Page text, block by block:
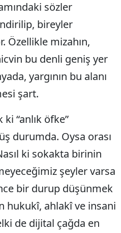
Siirt
Sinop
Sivas
Tokat
Trabzon
Şanlıurfa
Uşak
Van
sözler
bireyler
Özellikle mizahın,
bu denli geniş yer
yargının bu alanı
şart.
ki “anlık öfke”
durumda. Oysa orası
ki sokakta birinin
şeyler varsa
bir durup düşünmek
hukukî, ahlakî ve insani
de dijital çağda en